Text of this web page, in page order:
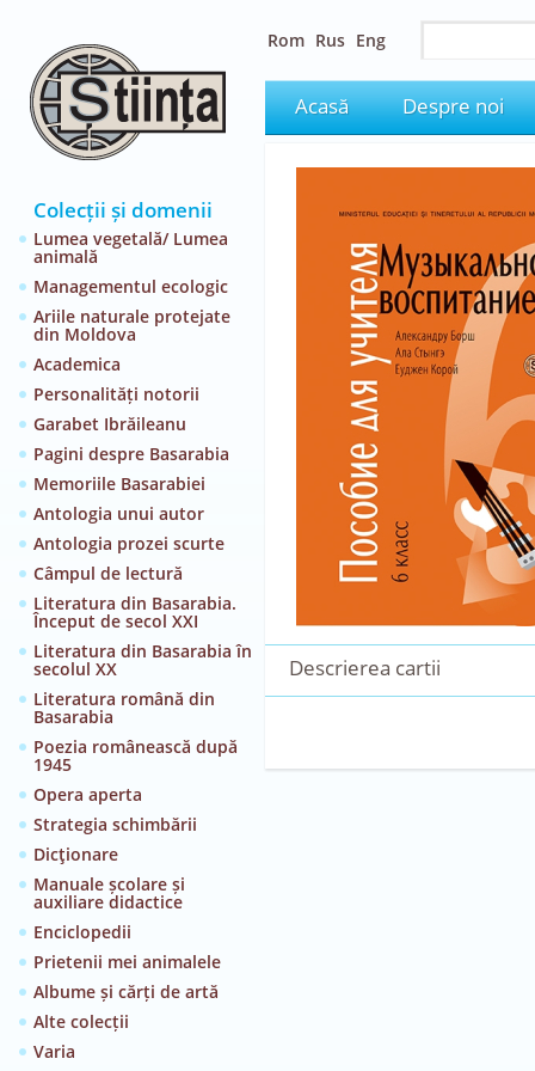
Colecții și domenii
Lumea vegetală/ Lumea
animală
Managementul ecologic
Ariile naturale protejate
din Moldova
Academica
Personalități notorii
Garabet Ibrăileanu
Pagini despre Basarabia
Memoriile Basarabiei
Antologia unui autor
Antologia prozei scurte
Câmpul de lectură
Literatura din Basarabia.
Început de secol XXI
Literatura din Basarabia în
secolul XX
Literatura română din
Basarabia
Poezia românească după
1945
Opera aperta
Strategia schimbării
Dicţionare
Manuale școlare și
auxiliare didactice
Enciclopedii
Prietenii mei animalele
Albume și cărți de artă
Alte colecții
Varia
Rom Rus Eng
Acasă Despre noi
Descrierea cartii